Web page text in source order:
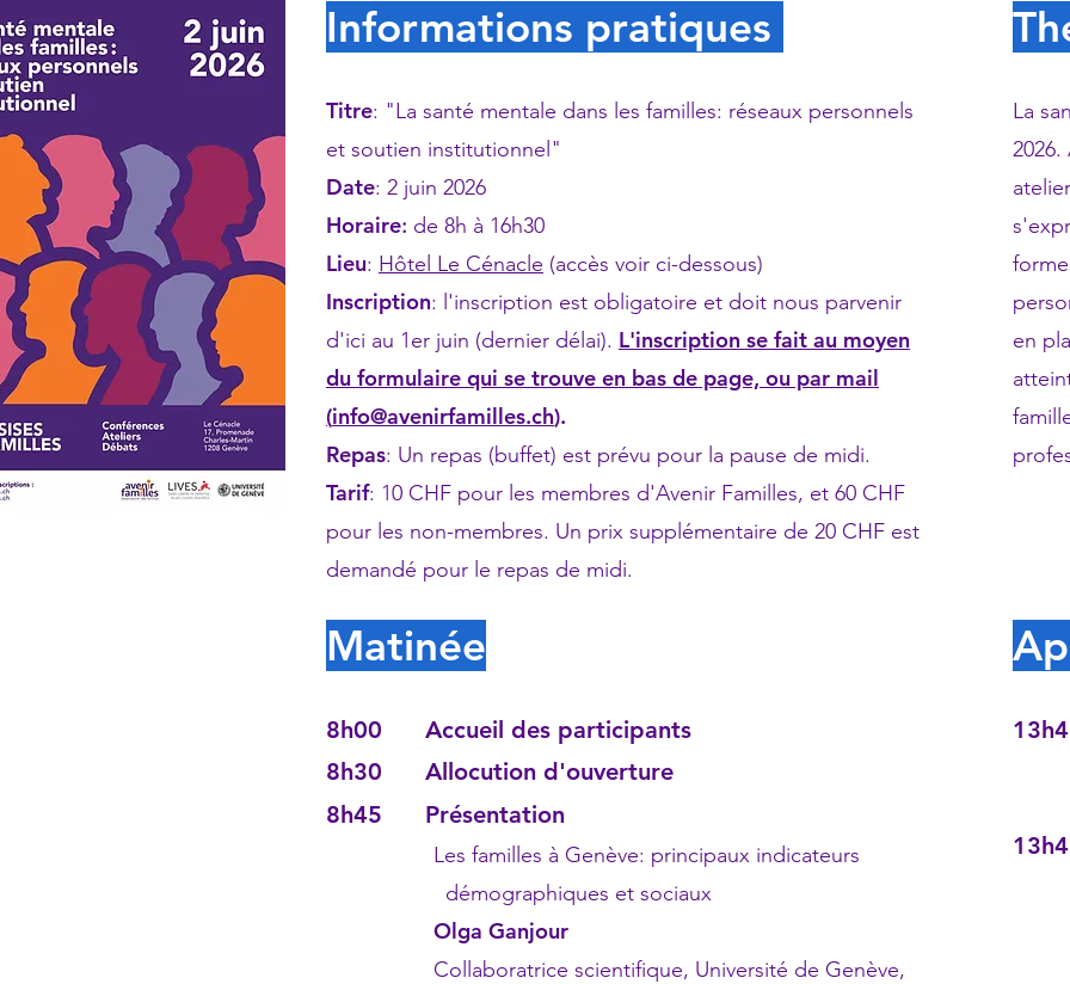
Informations pratiques
Titre: "La santé mentale dans les familles: réseaux personnels
et soutien institutionnel"
Date: 2 juin 2026
Horaire: de 8h à 16h30
Lieu: Hôtel Le Cénacle (accès voir ci-dessous)
Inscription: l'inscription est obligatoire et doit nous parvenir
d'ici au 1er juin (dernier délai). L'inscription se fait au moyen
du formulaire qui se trouve en bas de page, ou par mail
(info@avenirfamilles.ch).
Repas: Un repas (buffet) est prévu pour la pause de midi.
Tarif: 10 CHF pour les membres d'Avenir Familles, et 60 CHF
pour les non-membres. Un prix supplémentaire de 20 CHF est
demandé pour le repas de midi.
Matinée
8h00 Accueil des participants
8h30 Allocution d'ouverture
8h45 Présentation
Les familles à Genève: principaux indicateurs
démographiques et sociaux
Olga Ganjour
Collaboratrice scientifique, Université de Genève,
La
en